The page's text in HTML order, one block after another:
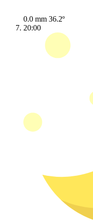
0.0 mm 36.2º
20:00